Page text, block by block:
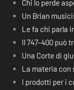
Chi lo perde
Un Brian
Le fa chi parla
Il 747-400 può
Una Corte di
La materia con
I prodotti per i